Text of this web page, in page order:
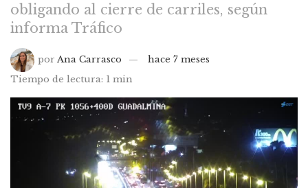
obligando al cierre de carriles, según
informa Tráfico
por Ana Carrasco
hace 7 meses
Tiempo de lectura: 1 min